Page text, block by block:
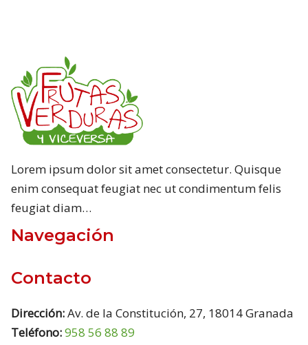
Lorem ipsum dolor sit amet consectetur. Quisque
enim consequat feugiat nec ut condimentum felis
feugiat diam…
Navegación
Contacto
Dirección:Av. de la Constitución, 27, 18014 Granada
Teléfono:958 56 88 89